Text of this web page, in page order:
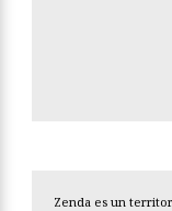
Zenda es un